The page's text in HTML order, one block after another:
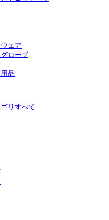
ェア
ローブ
品
リすべて